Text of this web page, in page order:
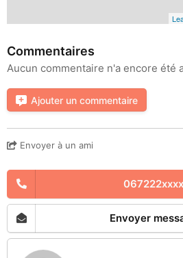
Commentaires
Aucun commentaire n'a encore été
Ajouter un commentaire
Envoyer à un ami
067222xxxx
Envoyer